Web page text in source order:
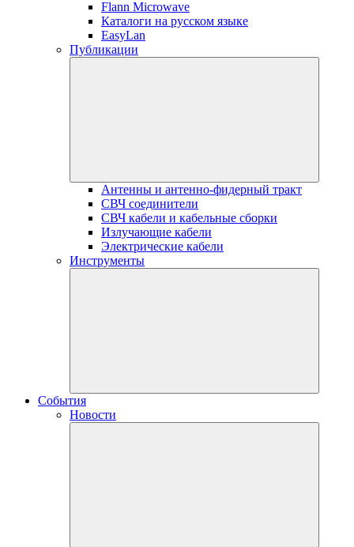
Flann Microwave
Каталоги на русском языке
EasyLan
Публикации
Антенны и антенно-фидерный тракт
СВЧ соединители
СВЧ кабели и кабельные сборки
Излучающие кабели
Электрические кабели
Инструменты
События
Новости